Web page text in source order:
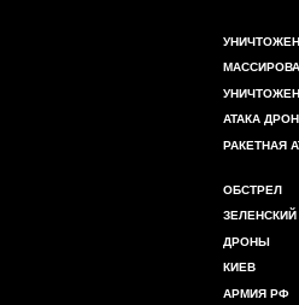
АТАКА
РАКЕТНАЯ
ОБСТРЕЛ
ДРОНЫ
КИЕВ
АРМИЯ РФ